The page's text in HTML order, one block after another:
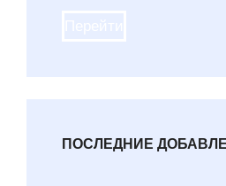
ПОСЛЕДНИЕ